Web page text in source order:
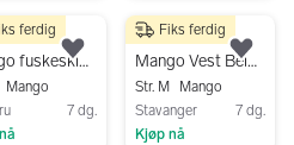
kr
Mango fuskeskinnjakke S svart
Mango
7 dg.
ferdig
Legg til som favoritt.
250 kr
Mango Vest Beige str M
Str. M
Mango
Stavanger
7 dg.
Kjøp nå
Fiks ferdig